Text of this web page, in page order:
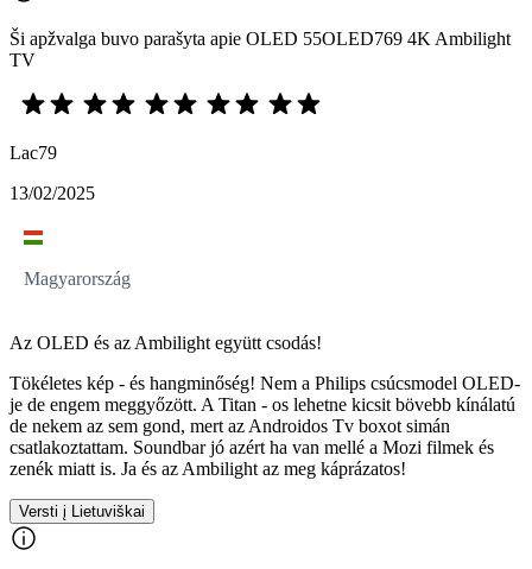
Ši apžvalga buvo parašyta apie OLED 55OLED769 4K Ambilight
TV
Lac79
13/02/2025
Magyarország
Az OLED és az Ambilight együtt csodás!
Tökéletes kép - és hangminőség! Nem a Philips csúcsmodel OLED-
je de engem meggyőzött. A Titan - os lehetne kicsit bövebb kínálatú
de nekem az sem gond, mert az Androidos Tv boxot simán
csatlakoztattam. Soundbar jó azért ha van mellé a Mozi filmek és
zenék miatt is. Ja és az Ambilight az meg káprázatos!
Versti į Lietuviškai